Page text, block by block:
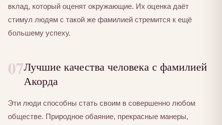
вклад, который оценят окружающие. Их оценка даёт
стимул людям с такой же фамилией стремится к ещё
большему успеху.
07Лучшие качества человека с фамилией
Акорда
Эти люди способны стать своим в совершенно любом
обществе. Природное обаяние, прекрасные манеры,